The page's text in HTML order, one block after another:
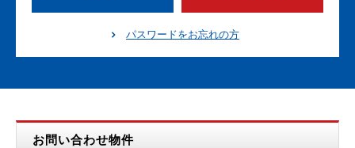
パスワードをお忘れの方
お問い合わせ物件